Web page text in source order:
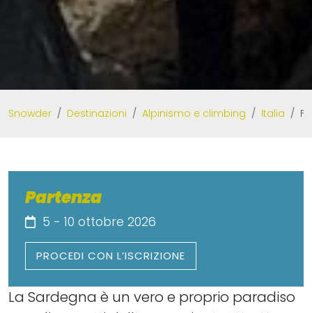
Snowder Destinazioni Alpinismo e climbing Italia
La Sardegna è un vero e proprio paradiso
Partenza
5 - 10 ottobre 2026
PROCEDI CON L’ISCRIZIONE